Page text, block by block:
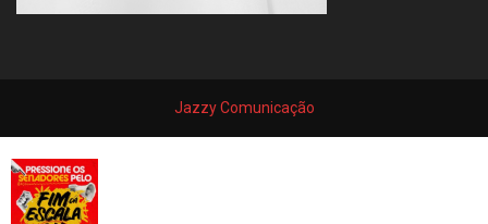
Jazzy Comunicação